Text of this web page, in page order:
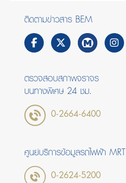
ติดตามข่าวสาร BEM
ตรวจสอบสภาพจราจร
บนทางพิเศษ 24 ชม.
0-2664-6400
ศูนย์บริการข้อมูลรถไฟฟ้า MRT
0-2624-5200